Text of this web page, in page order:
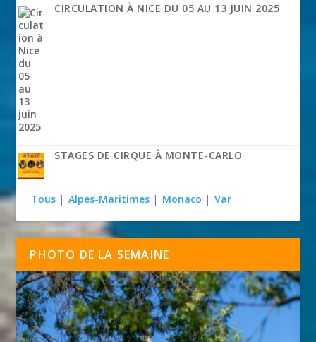
CIRCULATION À NICE DU 05 AU 13 JUIN 2025
STAGES DE CIRQUE À MONTE-CARLO
Tous | Alpes-Maritimes | Monaco | Var
PHOTO DE LA SEMAINE